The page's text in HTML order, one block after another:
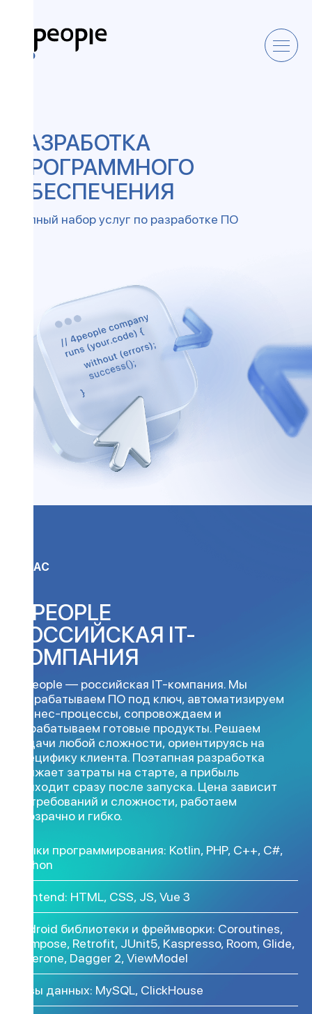
РАЗРАБОТКА
ПРОГРАММНОГО
ОБЕСПЕЧЕНИЯ
Полный набор услуг по разработке ПО
О НАС
4 PEOPLE
РОССИЙСКАЯ IT-
КОМПАНИЯ
4 people — российская IT-компания. Мы
разрабатываем ПО под ключ, автоматизируем
бизнес-процессы, сопровождаем и
дорабатываем готовые продукты. Решаем
задачи любой сложности, ориентируясь на
специфику клиента. Поэтапная разработка
снижает затраты на старте, а прибыль
приходит сразу после запуска. Цена зависит
от требований и сложности, работаем
прозрачно и гибко.
Языки программирования: Kotlin, PHP, C++, C#,
Python
Frontend: HTML, CSS, JS, Vue 3
Android библиотеки и фреймворки: Coroutines,
Compose, Retrofit, JUnit5, Kaspresso, Room, Glide,
Cicerone, Dagger 2, ViewModel
Базы данных: MySQL, ClickHouse